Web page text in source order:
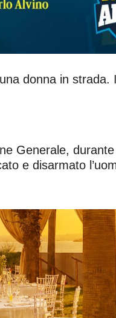
donna in strada.
Generale,
e disarmato